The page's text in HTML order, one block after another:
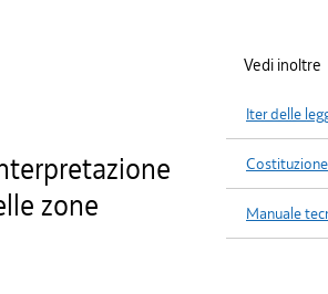
zone
Vedi inoltre
Iter delle
Costituzione
Manuale